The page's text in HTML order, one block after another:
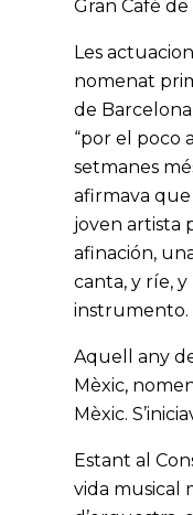
Gran Café
Les
nomenat
de
“por el poco
setmanes
afirmava
joven artista
afinación,
canta, y ríe,
instrumento.
Aquell any
Mèxic,
Mèxic.
Estant al
vida musical